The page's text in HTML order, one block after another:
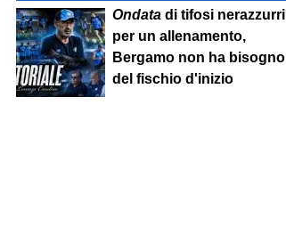
Ondata di tifosi nerazzurri
per un allenamento,
Bergamo non ha bisogno
del fischio d'inizio